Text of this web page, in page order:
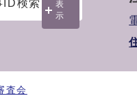
ID検索
表
示
査会